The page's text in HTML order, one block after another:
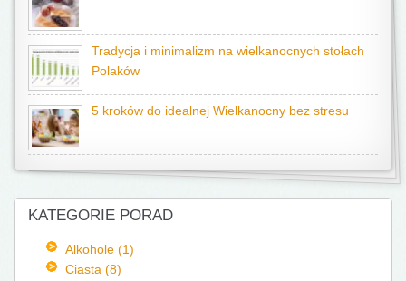
Tradycja i minimalizm na wielkanocnych stołach
Polaków
5 kroków do idealnej Wielkanocny bez stresu
KATEGORIE PORAD
Alkohole (1)
Ciasta (8)